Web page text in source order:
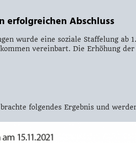
erfolgreichen Abschluss
wurde eine soziale Staffelung ab
vereinbart. Die Erhöhung
folgendes Ergebnis und